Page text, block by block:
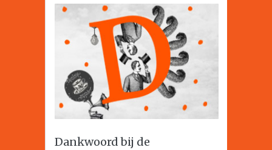
Dankwoord bij de